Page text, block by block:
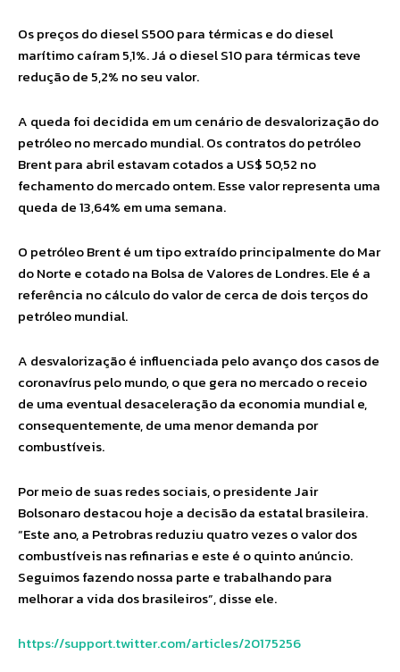
Os preços do diesel S500 para térmicas e do diesel
marítimo caíram 5,1%. Já o diesel S10 para térmicas teve
redução de 5,2% no seu valor.
A queda foi decidida em um cenário de desvalorização do
petróleo no mercado mundial. Os contratos do petróleo
Brent para abril estavam cotados a US$ 50,52 no
fechamento do mercado ontem. Esse valor representa uma
queda de 13,64% em uma semana.
O petróleo Brent é um tipo extraído principalmente do Mar
do Norte e cotado na Bolsa de Valores de Londres. Ele é a
referência no cálculo do valor de cerca de dois terços do
petróleo mundial.
A desvalorização é influenciada pelo avanço dos casos de
coronavírus pelo mundo, o que gera no mercado o receio
de uma eventual desaceleração da economia mundial e,
consequentemente, de uma menor demanda por
combustíveis.
Por meio de suas redes sociais, o presidente Jair
Bolsonaro destacou hoje a decisão da estatal brasileira.
“Este ano, a Petrobras reduziu quatro vezes o valor dos
combustíveis nas refinarias e este é o quinto anúncio.
Seguimos fazendo nossa parte e trabalhando para
melhorar a vida dos brasileiros”, disse ele.
https://support.twitter.com/articles/20175256